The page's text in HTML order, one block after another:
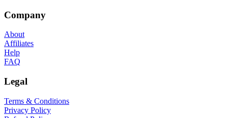
Company
About
Affiliates
Help
FAQ
Legal
Terms & Conditions
Privacy Policy